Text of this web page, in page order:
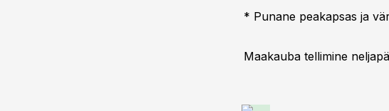
* Punane peakapsas ja
Maakauba tellimine